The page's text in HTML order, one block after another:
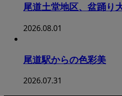
尾道土堂地区、盆踊り
2026.08.01
尾道駅からの色彩美
2026.07.31